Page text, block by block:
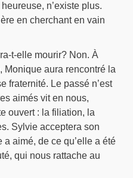
n’existe plus.
en cherchant en vain
t-elle mourir? Non. À
Monique aura rencontré la
fraternité. Le passé n’est
aimés vit en nous,
ouvert : la filiation, la
Sylvie acceptera son
a aimé, de ce qu’elle a été
qui nous rattache au